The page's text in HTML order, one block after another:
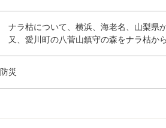
ナラ枯について、横浜、海老名、山梨県
又、愛川町の八菅山鎮守の森をナラ枯か
防災